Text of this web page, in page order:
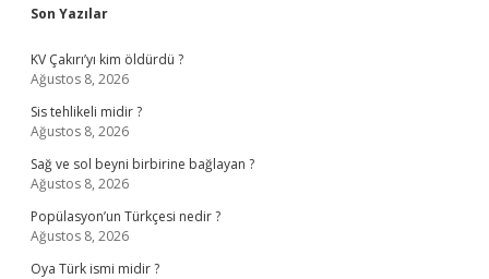
Sidebar
Son Yazılar
KV Çakırı’yı kim öldürdü ?
Ağustos 8, 2026
Sis tehlikeli midir ?
Ağustos 8, 2026
Sağ ve sol beyni birbirine bağlayan ?
Ağustos 8, 2026
Popülasyon’un Türkçesi nedir ?
Ağustos 8, 2026
Oya Türk ismi midir ?